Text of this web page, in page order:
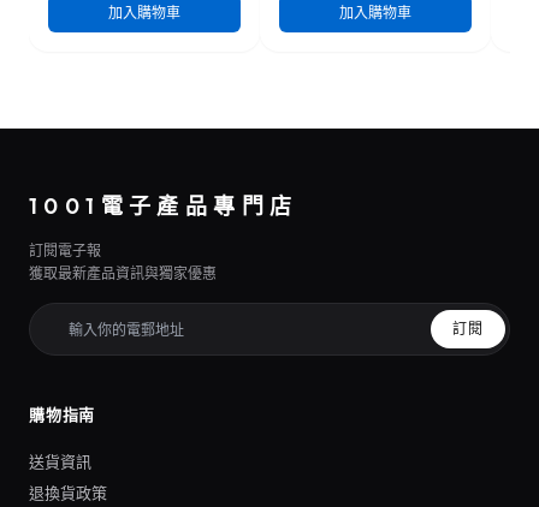
加入購物車 加入購物車
1001電子產品專門店
訂閱電子報
獲取最新產品資訊與獨家優惠
訂閱
購物指南
送貨資訊
退換貨政策